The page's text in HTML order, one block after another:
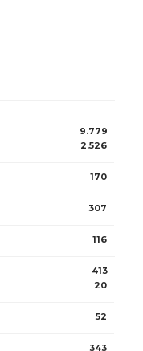
9.779
2.526
170
307
116
413
20
52
343